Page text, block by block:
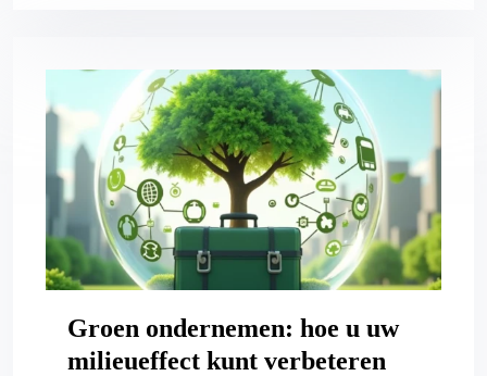
Groen ondernemen: hoe u uw
milieueffect kunt verbeteren